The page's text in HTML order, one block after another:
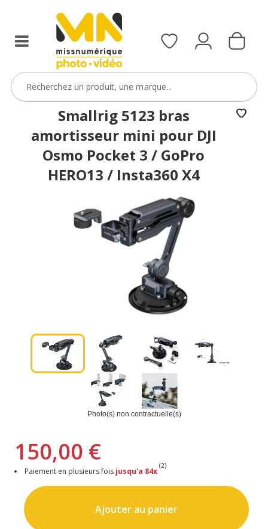
Smallrig 5123 bras
amortisseur mini pour DJI
Osmo Pocket 3 / GoPro
HERO13 / Insta360 X4
Photo(s) non contractuelle(s)
150,00 €
Paiement en plusieurs fois jusqu'a 84x
(2)
Ajouter au panier